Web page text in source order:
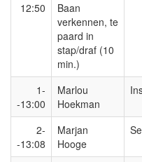
12:50
Baan
verkennen, te
paard in
stap/draf (10
min.)
1-
-13:00
Marlou
Hoekman
2-
-13:08
Marjan
Hooge